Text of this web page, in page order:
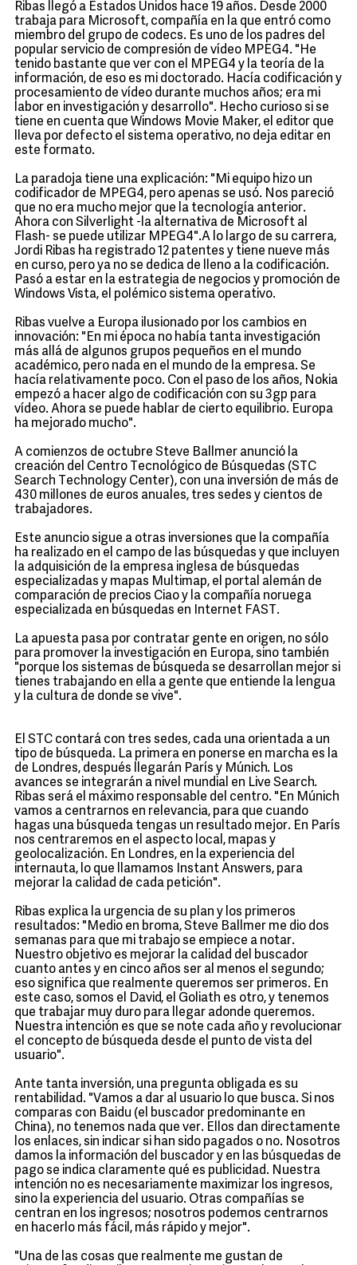
Ribas llegó a Estados Unidos hace 19 años. Desde 2000
trabaja para Microsoft, compañía en la que entró como
miembro del grupo de codecs. Es uno de los padres del
popular servicio de compresión de vídeo MPEG4. "He
tenido bastante que ver con el MPEG4 y la teoría de la
información, de eso es mi doctorado. Hacía codificación y
procesamiento de vídeo durante muchos años; era mi
labor en investigación y desarrollo". Hecho curioso si se
tiene en cuenta que Windows Movie Maker, el editor que
lleva por defecto el sistema operativo, no deja editar en
este formato.
La paradoja tiene una explicación: "Mi equipo hizo un
codificador de MPEG4, pero apenas se usó. Nos pareció
que no era mucho mejor que la tecnología anterior.
Ahora con Silverlight -la alternativa de Microsoft al
Flash- se puede utilizar MPEG4".A lo largo de su carrera,
Jordi Ribas ha registrado 12 patentes y tiene nueve más
en curso, pero ya no se dedica de lleno a la codificación.
Pasó a estar en la estrategia de negocios y promoción de
Windows Vista, el polémico sistema operativo.
Ribas vuelve a Europa ilusionado por los cambios en
innovación: "En mi época no había tanta investigación
más allá de algunos grupos pequeños en el mundo
académico, pero nada en el mundo de la empresa. Se
hacía relativamente poco. Con el paso de los años, Nokia
empezó a hacer algo de codificación con su 3gp para
vídeo. Ahora se puede hablar de cierto equilibrio. Europa
ha mejorado mucho".
A comienzos de octubre Steve Ballmer anunció la
creación del Centro Tecnológico de Búsquedas (STC
Search Technology Center), con una inversión de más de
430 millones de euros anuales, tres sedes y cientos de
trabajadores.
Este anuncio sigue a otras inversiones que la compañía
ha realizado en el campo de las búsquedas y que incluyen
la adquisición de la empresa inglesa de búsquedas
especializadas y mapas Multimap, el portal alemán de
comparación de precios Ciao y la compañía noruega
especializada en búsquedas en Internet FAST.
La apuesta pasa por contratar gente en origen, no sólo
para promover la investigación en Europa, sino también
"porque los sistemas de búsqueda se desarrollan mejor si
tienes trabajando en ella a gente que entiende la lengua
y la cultura de donde se vive".
El STC contará con tres sedes, cada una orientada a un
tipo de búsqueda. La primera en ponerse en marcha es la
de Londres, después llegarán París y Múnich. Los
avances se integrarán a nivel mundial en Live Search.
Ribas será el máximo responsable del centro. "En Múnich
vamos a centrarnos en relevancia, para que cuando
hagas una búsqueda tengas un resultado mejor. En París
nos centraremos en el aspecto local, mapas y
geolocalización. En Londres, en la experiencia del
internauta, lo que llamamos Instant Answers, para
mejorar la calidad de cada petición".
Ribas explica la urgencia de su plan y los primeros
resultados: "Medio en broma, Steve Ballmer me dio dos
semanas para que mi trabajo se empiece a notar.
Nuestro objetivo es mejorar la calidad del buscador
cuanto antes y en cinco años ser al menos el segundo;
eso significa que realmente queremos ser primeros. En
este caso, somos el David, el Goliath es otro, y tenemos
que trabajar muy duro para llegar adonde queremos.
Nuestra intención es que se note cada año y revolucionar
el concepto de búsqueda desde el punto de vista del
usuario".
Ante tanta inversión, una pregunta obligada es su
rentabilidad. "Vamos a dar al usuario lo que busca. Si nos
comparas con Baidu (el buscador predominante en
China), no tenemos nada que ver. Ellos dan directamente
los enlaces, sin indicar si han sido pagados o no. Nosotros
damos la información del buscador y en las búsquedas de
pago se indica claramente qué es publicidad. Nuestra
intención no es necesariamente maximizar los ingresos,
sino la experiencia del usuario. Otras compañías se
centran en los ingresos; nosotros podemos centrarnos
en hacerlo más fácil, más rápido y mejor".
"Una de las cosas que realmente me gustan de